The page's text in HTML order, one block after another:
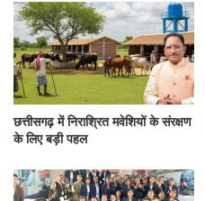
छत्तीसगढ़ में निराश्रित मवेशियों के संरक्षण
के लिए बड़ी पहल